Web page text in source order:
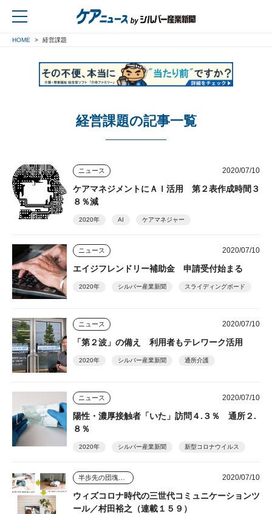
HOME 経営課題
経営課題の記事一覧
ニュース 2020/07/10
ケアマネジメントにＡＩ活用 第２表作成時間３
８％減
2020年 AI ケアマネジャー
ニュース 2020/07/10
エイジフレンドリー補助金 申請受付始まる
2020年 シルバー産業新聞 スライディングボード
ニュース 2020/07/10
「第２波」の備え 利用者もテレワーク活用
2020年 シルバー産業新聞 通所介護
ニュース 2020/07/10
陽性・濃厚接触者「いた」訪問４.３％ 通所２.
８％
2020年 シルバー産業新聞 新型コロナウイルス
2020/07/10
ウィズコロナ時代の三世代コミュニケーションツ
ール／村田裕之（連載１５９）